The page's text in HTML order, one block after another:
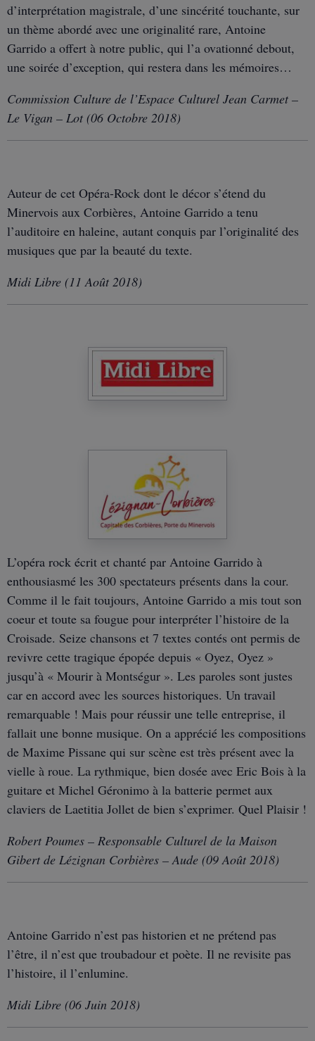
d’interprétation magistrale, d’une sincérité touchante, sur
un thème abordé avec une originalité rare, Antoine
Garrido a offert à notre public, qui l’a ovationné debout,
une soirée d’exception, qui restera dans les mémoires…
Commission Culture de l’Espace Culturel Jean Carmet –
Le Vigan – Lot (06 Octobre 2018)
Auteur de cet Opéra-Rock dont le décor s’étend du
Minervois aux Corbières, Antoine Garrido a tenu
l’auditoire en haleine, autant conquis par l’originalité des
musiques que par la beauté du texte.
Midi Libre (11 Août 2018)
L’opéra rock écrit et chanté par Antoine Garrido à
enthousiasmé les 300 spectateurs présents dans la cour.
Comme il le fait toujours, Antoine Garrido a mis tout son
coeur et toute sa fougue pour interpréter l’histoire de la
Croisade. Seize chansons et 7 textes contés ont permis de
revivre cette tragique épopée depuis « Oyez, Oyez »
jusqu’à « Mourir à Montségur ». Les paroles sont justes
car en accord avec les sources historiques. Un travail
remarquable ! Mais pour réussir une telle entreprise, il
fallait une bonne musique. On a apprécié les compositions
de Maxime Pissane qui sur scène est très présent avec la
vielle à roue. La rythmique, bien dosée avec Eric Bois à la
guitare et Michel Géronimo à la batterie permet aux
claviers de Laetitia Jollet de bien s’exprimer. Quel Plaisir !
Robert Poumes – Responsable Culturel de la Maison
Gibert de Lézignan Corbières – Aude (09 Août 2018)
Antoine Garrido n’est pas historien et ne prétend pas
l’être, il n’est que troubadour et poète. Il ne revisite pas
l’histoire, il l’enlumine.
Midi Libre (06 Juin 2018)